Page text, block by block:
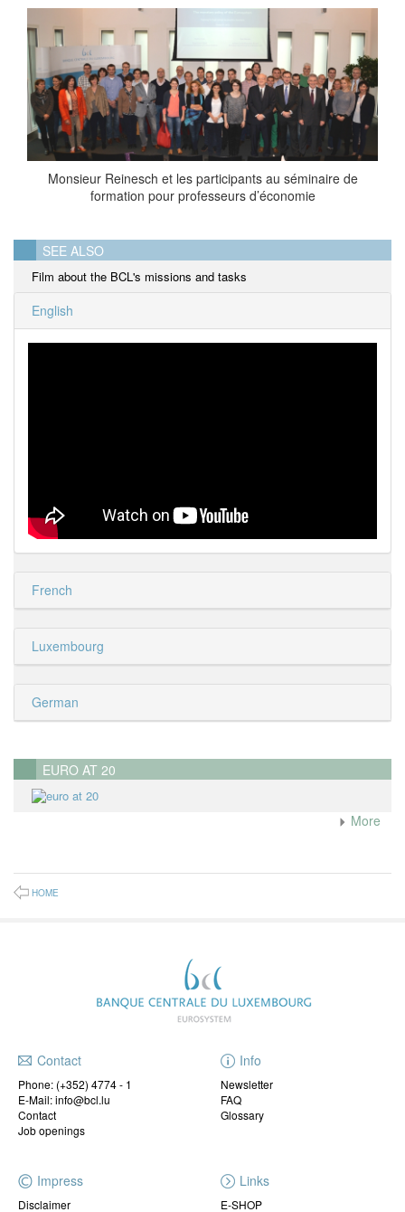
Monsieur Reinesch et les participants au séminaire de
formation pour professeurs d’économie
SEE ALSO
Film about the BCL's missions and tasks
English
French
Luxembourg
German
EURO AT 20
More
HOME
Contact
Phone: (+352) 4774 - 1
E-Mail: info@bcl.lu
Contact
Job openings
Info
Newsletter
FAQ
Glossary
Impress
Disclaimer
Links
E-SHOP